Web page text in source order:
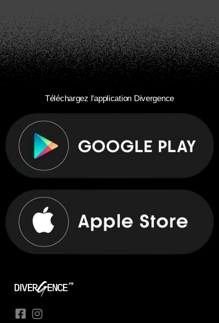
Téléchargez l'application Divergence